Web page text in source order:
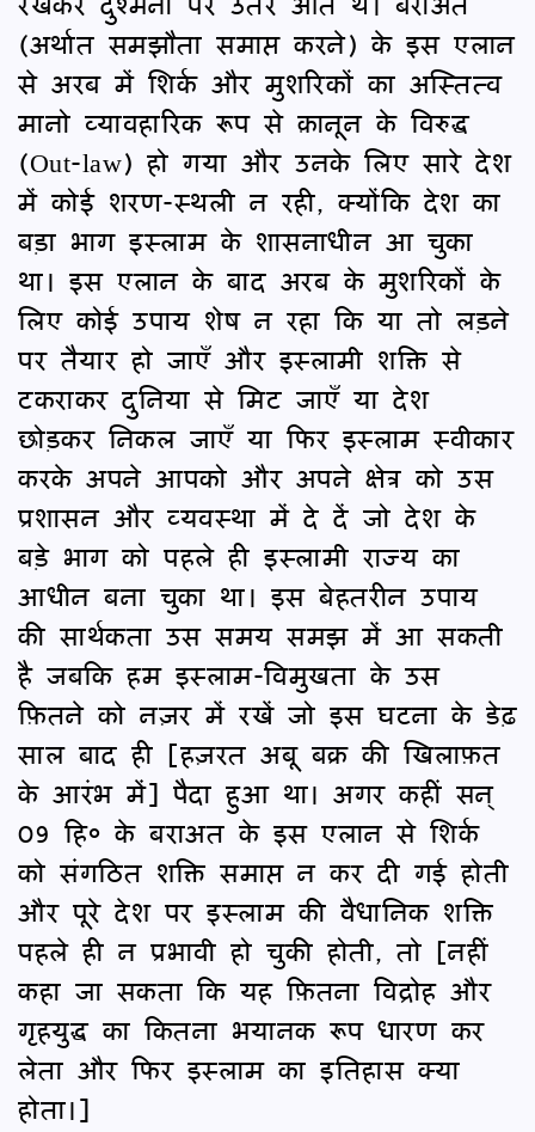
(अर्थात समझौता समाप्त करने) के इस एलान
से अरब में शिर्क और मुशरिकों का अस्तित्व
मानो व्यावहारिक रूप से क़ानून के विरुद्ध
(Out-law) हो गया और उनके लिए सारे देश
में कोई शरण-स्थली न रही, क्योंकि देश का
बड़ा भाग इस्लाम के शासनाधीन आ चुका
था। इस एलान के बाद अरब के मुशरिकों के
लिए कोई उपाय शेष न रहा कि या तो लड़ने
पर तैयार हो जाएँ और इस्लामी शक्ति से
टकराकर दुनिया से मिट जाएँ या देश
छोड़कर निकल जाएँ या फिर इस्लाम स्वीकार
करके अपने आपको और अपने क्षेत्र को उस
प्रशासन और व्यवस्था में दे दें जो देश के
बड़े भाग को पहले ही इस्लामी राज्य का
आधीन बना चुका था। इस बेहतरीन उपाय
की सार्थकता उस समय समझ में आ सकती
है जबकि हम इस्लाम-विमुखता के उस
फ़ितने को नज़र में रखें जो इस घटना के डेढ़
साल बाद ही [हज़रत अबू बक्र की खिलाफ़त
के आरंभ में] पैदा हुआ था। अगर कहीं सन्
09 हि० के बराअत के इस एलान से शिर्क
को संगठित शक्ति समाप्त न कर दी गई होती
और पूरे देश पर इस्लाम की वैधानिक शक्ति
पहले ही न प्रभावी हो चुकी होती, तो [नहीं
कहा जा सकता कि यह फ़ितना विद्रोह और
गृहयुद्ध का कितना भयानक रूप धारण कर
लेता और फिर इस्लाम का इतिहास क्या
होता।]